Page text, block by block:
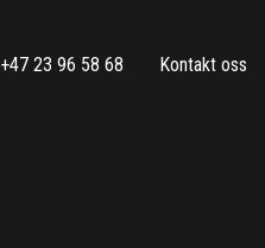
+47 23 96 58 68 Kontakt oss